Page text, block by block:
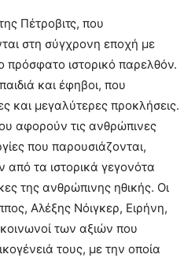
Πέτροβιτς, που
στη σύγχρονη εποχή με
πρόσφατο ιστορικό παρελθόν.
και έφηβοι, που
και μεγαλύτερες προκλήσεις.
αφορούν τις ανθρώπινες
που παρουσιάζονται,
τα ιστορικά γεγονότα
της ανθρώπινης ηθικής. Οι
Αλέξης Νόιγκερ, Ειρήνη,
των αξιών που
τους, με την οποία